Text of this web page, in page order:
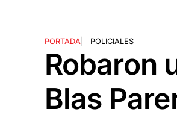
PORTADA| POLICIALES
Robaron
Blas